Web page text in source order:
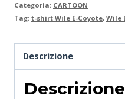
Categoria: CARTOON
Tag: t-shirt Wile E-Coyote, Wile
Descrizione
Descrizione